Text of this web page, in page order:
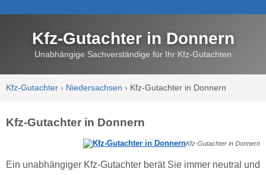
Kfz-Gutachter in Donnern
Unabhängige Sachverständige für Ihr Kfz-Gutachten
Kfz-Gutachter › Niedersachsen › Kfz-Gutachter in Donnern
Kfz-Gutachter in Donnern
Kfz-Gutachter in Donnern
Ein unabhängiger Kfz-Gutachter berät Sie immer neutral und